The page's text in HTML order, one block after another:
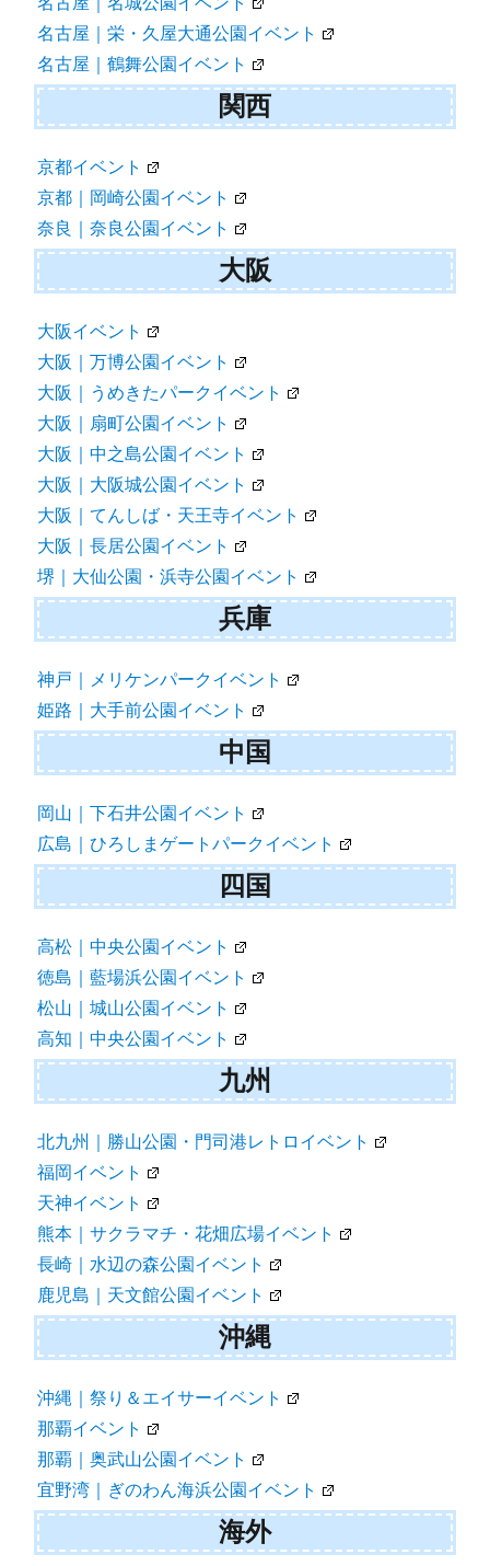
名古屋｜栄・久屋大通公園イベント
名古屋｜鶴舞公園イベント
関西
京都イベント
京都｜岡崎公園イベント
奈良｜奈良公園イベント
大阪
大阪イベント
大阪｜万博公園イベント
大阪｜うめきたパークイベント
大阪｜扇町公園イベント
大阪｜中之島公園イベント
大阪｜大阪城公園イベント
大阪｜てんしば・天王寺イベント
大阪｜長居公園イベント
堺｜大仙公園・浜寺公園イベント
兵庫
神戸｜メリケンパークイベント
姫路｜大手前公園イベント
中国
岡山｜下石井公園イベント
広島｜ひろしまゲートパークイベント
四国
高松｜中央公園イベント
徳島｜藍場浜公園イベント
松山｜城山公園イベント
高知｜中央公園イベント
九州
北九州｜勝山公園・門司港レトロイベント
福岡イベント
天神イベント
熊本｜サクラマチ・花畑広場イベント
長崎｜水辺の森公園イベント
鹿児島｜天文館公園イベント
沖縄
沖縄｜祭り＆エイサーイベント
那覇イベント
那覇｜奥武山公園イベント
宜野湾｜ぎのわん海浜公園イベント
海外